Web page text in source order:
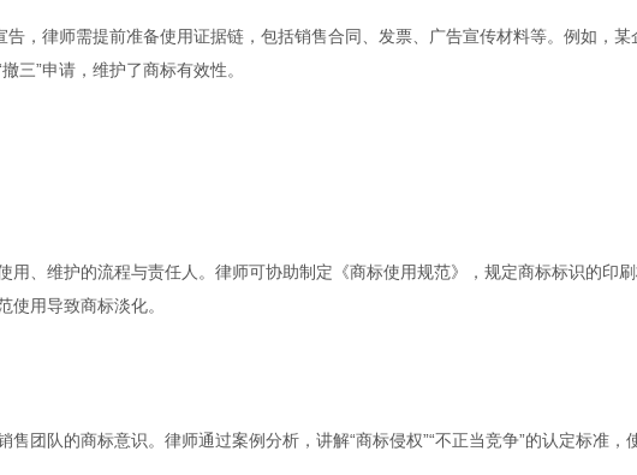
告，律师需提前准备使用证据链，包括销售合同、发票、广告宣传材料等。例如，某
三”申请，维护了商标有效性。
用、维护的流程与责任人。律师可协助制定《商标使用规范》，规定商标标识的印
使用导致商标淡化。
团队的商标意识。律师通过案例分析，讲解“商标侵权”“不正当竞争”的认定标准，